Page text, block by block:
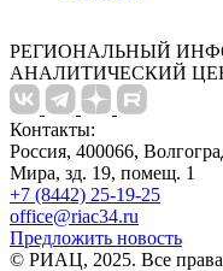
РЕГИОНАЛЬНЫЙ
АНАЛИТИЧЕСКИЙ
Контакты:
Россия, 400066,
Мира, зд. 19, помещ. 1
+7 (8442) 25-19-25
office@riac34.ru
Предложить новость
© РИАЦ, 2025. Все